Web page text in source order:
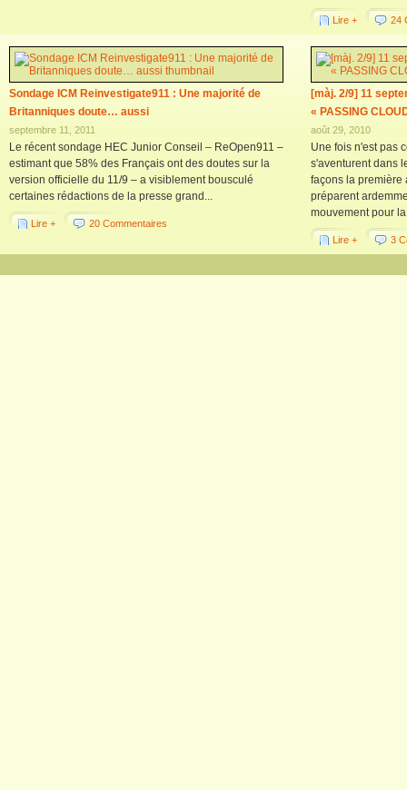
Lire + 24
Sondage ICM Reinvestigate911 : Une majorité de
Britanniques doute… aussi
septembre 11, 2011
Le récent sondage HEC Junior Conseil – ReOpen911 –
estimant que 58% des Français ont des doutes sur la
version officielle du 11/9 – a visiblement bousculé
certaines rédactions de la presse grand...
Lire + 20 Commentaires
[màj. 2/9] 11
« PASSING
août 29, 2010
Une fois n'est pas
s'aventurent dans
façons la première
préparent
mouvement pour
Lire + 3